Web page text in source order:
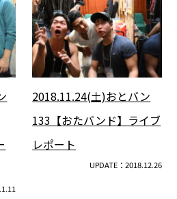
2018.11.24(土)おとバン
133【おたバンド】ライブ
レポート
UPDATE：2018.12.26